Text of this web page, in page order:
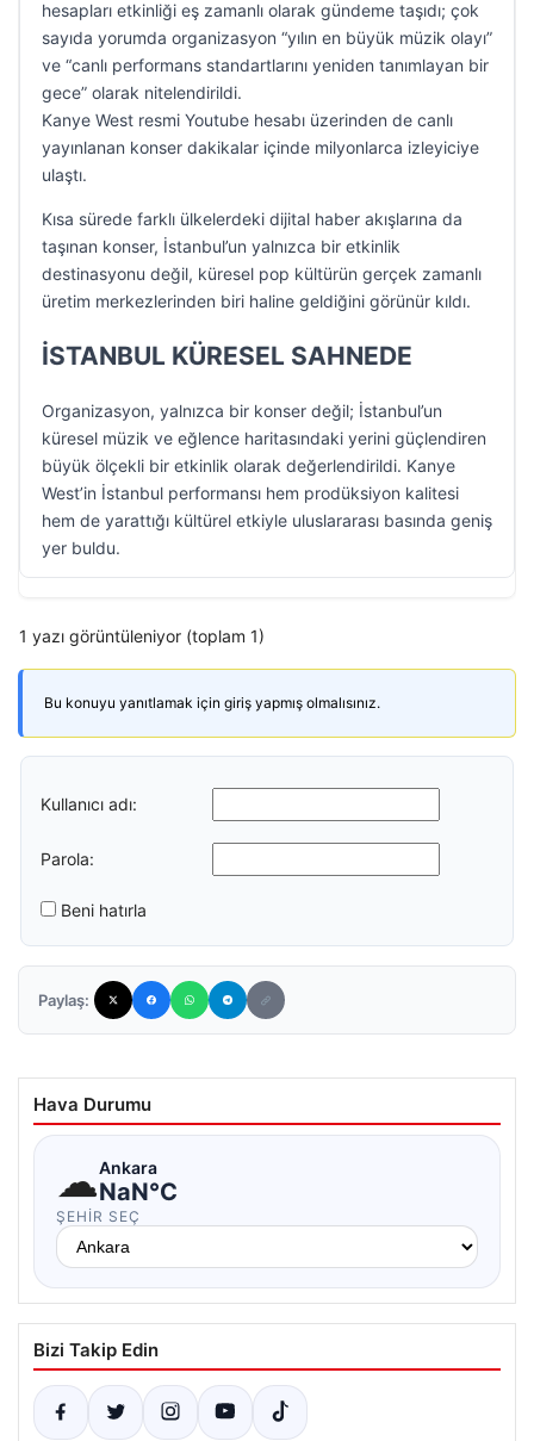
hesapları etkinliği eş zamanlı olarak gündeme taşıdı; çok
sayıda yorumda organizasyon “yılın en büyük müzik olayı”
ve “canlı performans standartlarını yeniden tanımlayan bir
gece” olarak nitelendirildi.
Kanye West resmi Youtube hesabı üzerinden de canlı
yayınlanan konser dakikalar içinde milyonlarca izleyiciye
ulaştı.
Kısa sürede farklı ülkelerdeki dijital haber akışlarına da
taşınan konser, İstanbul’un yalnızca bir etkinlik
destinasyonu değil, küresel pop kültürün gerçek zamanlı
üretim merkezlerinden biri haline geldiğini görünür kıldı.
İSTANBUL KÜRESEL SAHNEDE
Organizasyon, yalnızca bir konser değil; İstanbul’un
küresel müzik ve eğlence haritasındaki yerini güçlendiren
büyük ölçekli bir etkinlik olarak değerlendirildi. Kanye
West’in İstanbul performansı hem prodüksiyon kalitesi
hem de yarattığı kültürel etkiyle uluslararası basında geniş
yer buldu.
1 yazı görüntüleniyor (toplam 1)
Bu konuyu yanıtlamak için giriş yapmış olmalısınız.
Kullanıcı adı:
Parola:
Beni hatırla
Paylaş:
Hava Durumu
☁Ankara
NaN°C
ŞEHIR SEÇ
Bizi Takip Edin